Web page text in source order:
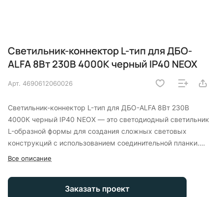
Светильник-коннектор L-тип для ДБО-
ALFA 8Вт 230В 4000К черный IP40 NEOX
Арт. 4690612060026
Светильник-коннектор L-тип для ДБО-ALFA 8Вт 230В
4000К черный IP40 NEOX — это светодиодный светильник
L-образной формы для создания сложных световых
конструкций с использованием соединительной планки.
Может использоваться как самостоятельно, так и в
светильников под углом 90°. Световой поток 680 Лм,
эффективность 85 Лм/Вт, цветовая температура 4000К
Все описание
Заказать проект